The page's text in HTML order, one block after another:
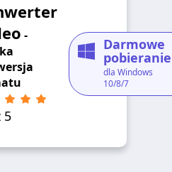
-
5
Darmowe
pobieranie
dla Windows
10/8/7